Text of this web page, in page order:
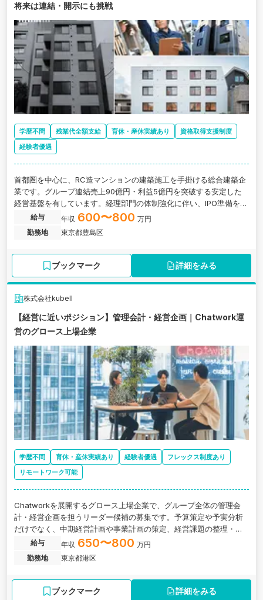
将来は連結・開示にも挑戦
学歴不問 残業代全額支給 育休・産休実績あり
資格取得支援制度
経験者優遇
首都圏を中心に、RC造マンションの建築施工を手掛ける総合建築企
業です。グループ連結売上90億円・利益5億円を突破する安定した
経営基盤を有しています。経理部門の体制強化に伴い、IPO準備を支
える中核メンバーとして、年次決算を中心にお任せします。
給与 年収 600〜800 万円
勤務地
東京都豊島区
ブックマーク 詳細をみる
株式会社kubell
【経営に近いポジション】管理会計・経営企画｜Chatwork運
営のグロース上場企業
学歴不問 育休・産休実績あり 経験者優遇
フレックス制度あり
リモートワーク可能
Chatworkを展開するグロース上場企業で、グループ全体の管理会
計・経営企画を担うリーダー候補の募集です。予算策定や予実分析
だけでなく、中期経営計画や事業計画の策定、経営課題の整理・改
善まで、経営陣と近い距離で事業運営に携わることができます。
給与 年収 650〜800 万円
勤務地
東京都港区
ブックマーク 詳細をみる